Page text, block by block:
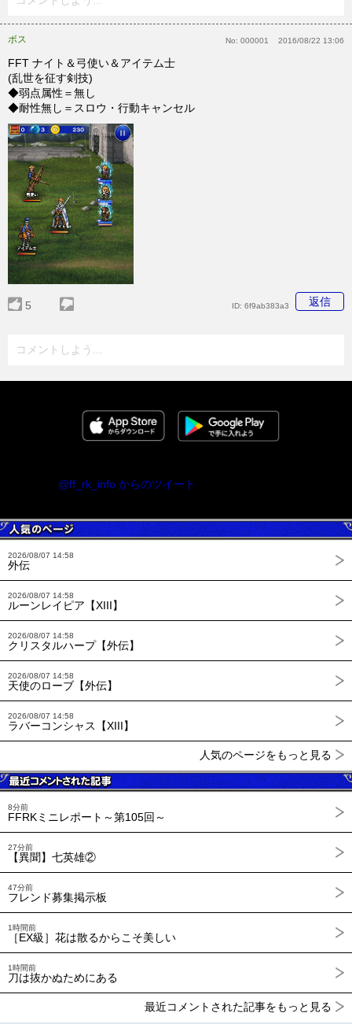
ボス No: 000001 2016/08/22 13:06
FFT ナイト＆弓使い＆アイテム士
(乱世を征す剣技)
◆弱点属性＝無し
◆耐性無し＝スロウ・行動キャンセル
5 返信
ID: 6f9ab383a3
コメントしよう...
@ff_rk_info からのツイート
2026/08/07 14:58
外伝
2026/08/07 14:58
ルーンレイピア【XIII】
2026/08/07 14:58
クリスタルハープ【外伝】
2026/08/07 14:58
天使のローブ【外伝】
2026/08/07 14:58
ラバーコンシャス【XIII】
人気のページをもっと見る
8分前
FFRKミニレポート～第105回～
27分前
【異聞】七英雄②
47分前
フレンド募集掲示板
1時間前
［EX級］花は散るからこそ美しい
1時間前
刀は抜かぬためにある
最近コメントされた記事をもっと見る